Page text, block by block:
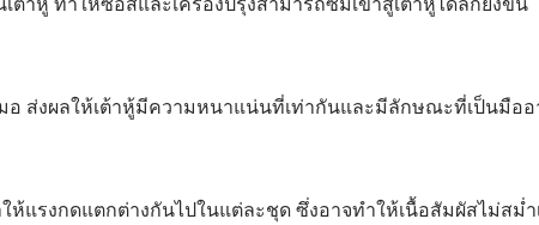
ต้าหู้ ทำให้ซอสและเครื่องปรุงสามารถซึมเข้าสู่เต้าหู้ได้ลึกยิ่งขึ้น
มอ ส่งผลให้เต้าหู้มีความหนาแน่นที่เท่ากันและมีลักษณะที่เป็นมือ
แรงกดแตกต่างกันไปในแต่ละชุด ซึ่งอาจทำให้เนื้อสัมผัสไม่สม่ำ